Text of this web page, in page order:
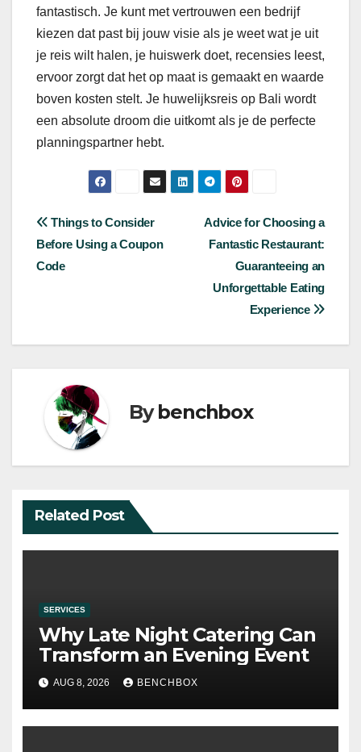
fantastisch. Je kunt met vertrouwen een bedrijf
kiezen dat past bij jouw visie als je weet wat je uit
je reis wilt halen, je huiswerk doet, recensies leest,
ervoor zorgt dat het op maat is gemaakt en waarde
boven kosten stelt. Je huwelijksreis op Bali wordt
een absolute droom die uitkomt als je de perfecte
planningspartner hebt.
Post
navigation
Advice for Choosing a
Fantastic Restaurant:
Guaranteeing an
Unforgettable Eating
Experience
Things to Consider
Before Using a Coupon
Code
Bybenchbox
Related Post
SERVICES
Why Late Night Catering Can
Transform an Evening Event
AUG 8, 2026 BENCHBOX